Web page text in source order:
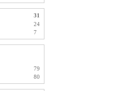
31
24
7
79
80